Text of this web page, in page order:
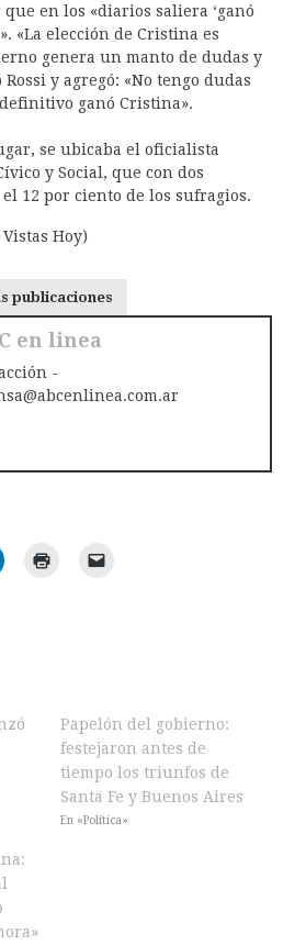
en los «diarios saliera ‘ganó
«La elección de Cristina es
genera un manto de dudas y
Rossi y agregó: «No tengo dudas
ganó Cristina».
se ubicaba el oficialista
y Social, que con dos
12 por ciento de los sufragios.
Hoy)
publicaciones
en linea
-
Papelón del gobierno:
festejaron antes de
tiempo los triunfos de
Santa Fe y Buenos Aires
En «Política»